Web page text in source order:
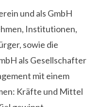
und als GmbH
Institutionen,
sowie die
als Gesellschafter
mit einem
Kräfte und Mittel